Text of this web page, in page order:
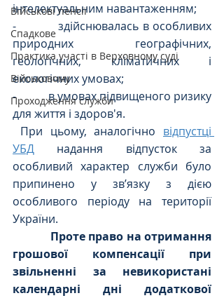
Військові пенсії
Спадкове
Практика участі в Верховному суді
Військовому
Проходження служби
інтелектуальним навантаженням;
-           здійснювалась в особливих
природних географічних,
геологічних, кліматичних і
екологічних умовах;
-           в умовах підвищеного ризику
для життя і здоров'я.
При цьому, аналогічно відпустці
УБД надання відпусток за
особливий характер служби було
припинено у зв’язку з дією
особливого періоду на території
України.
грошової компенсації при
звільненні за невикористані
календарні дні додаткової